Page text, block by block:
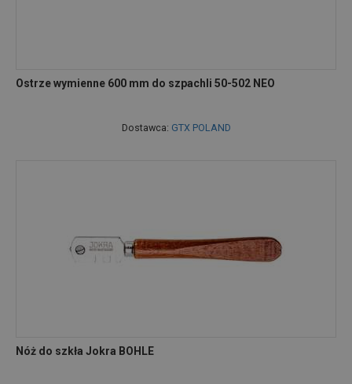
Ostrze wymienne 600 mm do szpachli 50-502 NEO
Dostawca: GTX POLAND
Nóż do szkła Jokra BOHLE